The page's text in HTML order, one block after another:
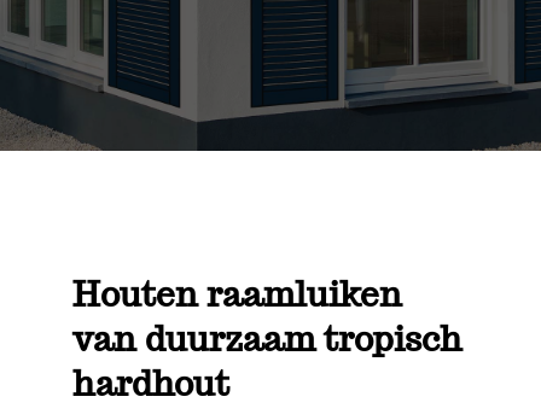
Contact
Houten raamluiken
van duurzaam tropisch
hardhout